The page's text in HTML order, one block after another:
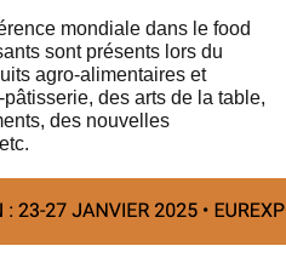
mondiale dans le food
sont présents lors du
agro-alimentaires et
des arts de la table,
des nouvelles